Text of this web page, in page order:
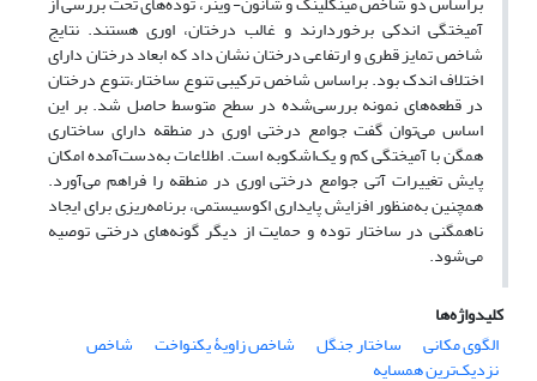
آمیختگی اندکی برخوردارند و غالب درختان، اوری هستند. نتایج
شاخص تمایز قطری و ارتفاعی درختان نشان داد که ابعاد درختان دارای
اختلاف اندک بود. براساس شاخص ترکیبی تنوع ساختار،تنوع درختان
در قطعه‌های نمونه بررسی‌شده در سطح متوسط حاصل شد. بر این
اساس می‌توان گفت جوامع درختی اوری در منطقه دارای ساختاری
همگن با آمیختگی کم و یک‌اشکوبه است. اطلاعات به‌دست‌آمده امکان
پایش تغییرات آتی جوامع درختی اوری در منطقه را فراهم می‌آورد.
همچنین به‌منظور افزایش پایداری اکوسیستمی، برنامه‌ریزی برای ایجاد
ناهمگنی در ساختار توده و حمایت از دیگر گونه‌های درختی توصیه
می‌شود.
کلیدواژه‌ها
الگوی مکانی
ساختار جنگل شاخص زاویۀ یکنواخت شاخص
نزدیک‌ترین همسایه